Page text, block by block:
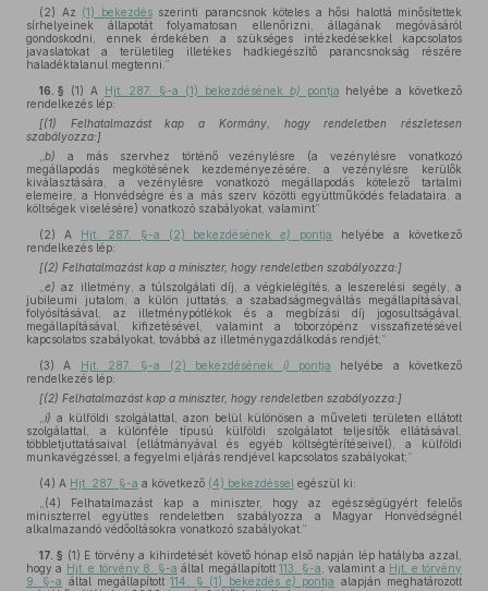
(2) Az (1) bekezdésszerinti parancsnok köteles a hősi halottá minősítettek
sírhelyeinek állapotát folyamatosan ellenőrizni, állagának megóvásáról
gondoskodni, ennek érdekében a szükséges intézkedésekkel kapcsolatos
javaslatokat a területileg illetékes hadkiegészítő parancsnokság részére
haladéktalanul megtenni.”
16. § (1) A Hjt. 287. §-a (1) bekezdésének b) pontja helyébe a következő
rendelkezés lép:
[(1) Felhatalmazást kap a Kormány, hogy rendeletben részletesen
szabályozza:]
b) a más szervhez történő vezénylésre (a vezénylésre vonatkozó
megállapodás megkötésének kezdeményezésére, a vezénylésre kerülők
kiválasztására, a vezénylésre vonatkozó megállapodás kötelező tartalmi
elemeire, a Honvédségre és a más szerv közötti együttműködés feladataira, a
költségek viselésére) vonatkozó szabályokat, valamint”
(2) A Hjt. 287. §-a (2) bekezdéséneke) pontja
helyébe a következő
rendelkezés lép:
[(2) Felhatalmazást kap a miniszter, hogy rendeletben szabályozza:]
e) az illetmény, a túlszolgálati díj, a végkielégítés, a leszerelési segély, a
jubileumi jutalom, a külön juttatás, a szabadságmegváltás megállapításával,
folyósításával, az illetménypótlékok és a megbízási díj jogosultságával,
megállapításával, kifizetésével, valamint a toborzópénz visszafizetésével
kapcsolatos szabályokat, továbbá az illetménygazdálkodás rendjét;”
(3) A Hjt. 287. §-a (2) bekezdésének i) pontja helyébe a következő
rendelkezés lép:
[(2) Felhatalmazást kap a miniszter, hogy rendeletben szabályozza:]
i) a külföldi szolgálattal, azon belül különösen a műveleti területen ellátott
szolgálattal, a különféle típusú külföldi szolgálatot teljesítők ellátásával,
többletjuttatásaival (ellátmányával és egyéb költségtérítéseivel), a külföldi
munkavégzéssel, a fegyelmi eljárás rendjével kapcsolatos szabályokat;”
(4) A Hjt. 287. §-a a következő (4) bekezdéssel egészül ki:
„(4) Felhatalmazást kap a miniszter, hogy az egészségügyért felelős
miniszterrel együttes rendeletben szabályozza a Magyar Honvédségnél
alkalmazandó védőoltásokra vonatkozó szabályokat.”
17. § (1) E törvény a kihirdetését követő hónap első napján lép hatályba azzal,
hogy a Hjt. e törvény 8. §-a által megállapított113. §-a , valamint a Hjt. e törvény
9. §-a által megállapított114. § (1) bekezdés e) pontja alapján meghatározott